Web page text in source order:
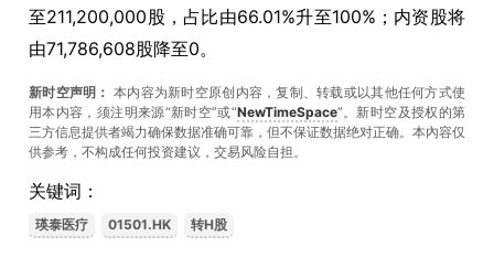
至211,200,000股，占比由66.01%升至100%；内资股将
由71,786,608股降至0。
新时空声明： 本内容为新时空原创内容，复制、转载或以其他任何方式使
用本内容，须注明来源“新时空”或“NewTimeSpace”。新时空及授权的第
三方信息提供者竭力确保数据准确可靠，但不保证数据绝对正确。本內容仅
供参考，不构成任何投资建议，交易风险自担。
关键词：
瑛泰医疗 01501.HK 转H股